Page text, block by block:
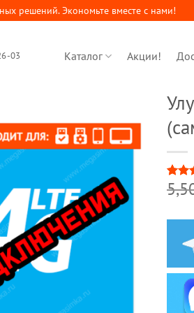
решений. Экономьте вместе с нами!
03 Каталог Акции!
из 5
4